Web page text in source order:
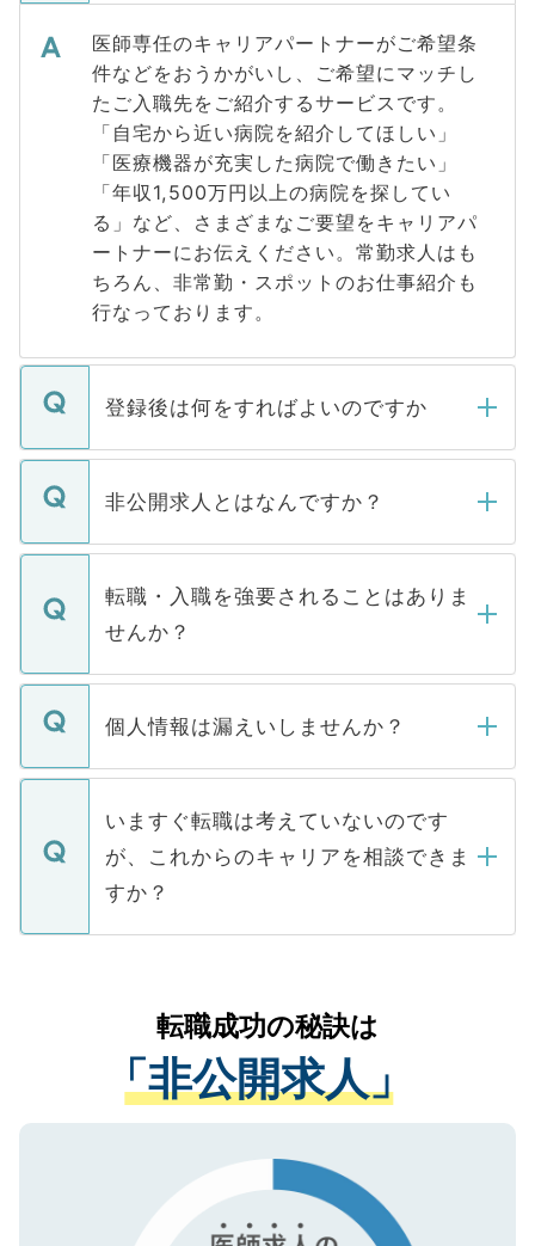
医師専任のキャリアパートナーがご希望条
件などをおうかがいし、ご希望にマッチし
たご入職先をご紹介するサービスです。
「自宅から近い病院を紹介してほしい」
「医療機器が充実した病院で働きたい」
「年収1,500万円以上の病院を探してい
る」など、さまざまなご要望をキャリアパ
ートナーにお伝えください。常勤求人はも
ちろん、非常勤・スポットのお仕事紹介も
行なっております。
登録後は何をすればよいのですか
ご登録いただきましたら、弊社担当者がご
登録内容を確認し、その後メールもしくは
ます。通常、5営業日以内にはご連絡をせて
いただきますので、しばらくお待ちくださ
非公開求人とはなんですか？
マイナビDOCTORで取り扱っている求人の
うち約3割は、Webサイトからご覧いただ
けない「非公開求人」です。非公開求人は
下記の理由によって、一般には公開してい
ません。
■応募殺到を避けるため 人気のある医療機
関を公にしてしまうと、応募が殺到する場
に、医療機関が求める条件に合った人材の
みを人材紹介会社に依頼するケースが増え
ています。
転職・入職を強要されることはありま
せんか？
転職・入職を強要することは一切ありませ
ん。また、仮に応募先から内定をいただい
定を承諾する必要はありません。内定先へ
の辞退の連絡はキャリアパートナーが行い
個人情報は漏えいしませんか？
個人情報が漏えいすることはありませんの
で、ご安心ください。当サイトからの登録
などで収集したご登録者様の個人情報は、
ご本人のキャリアアップおよび転職活動の
支援を目的に使用いたします。お預かりし
ているすべての個人データはご本人の許可
は、個人情報の取り扱いについての厳密な
管理基準を満たした事業者のみに付与され
る、プライバシーマークを取得済みです。
で、機密保持に関してもご安心ください。
いますぐ転職は考えていないのです
が、これからのキャリアを相談できま
すか？
かがいして、現在の医療機関の状況や紹介
経験をまじえながら、適切なアドバイスを
させていただきます。すぐにご転職をされ
ない方には、長期的なサポートが可能です
ので、まずはご登録ください。
転職成功の秘訣は
「非公開求人」